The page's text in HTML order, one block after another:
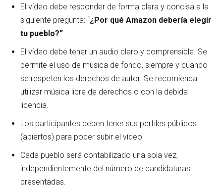
El vídeo debe responder de forma clara y concisa a la
siguiente pregunta: “¿Por qué Amazon debería elegir
tu pueblo?”
El vídeo debe tener un audio claro y comprensible. Se
permite el uso de música de fondo, siempre y cuando
se respeten los derechos de autor. Se recomienda
utilizar música libre de derechos o con la debida
licencia.
Los participantes deben tener sus perfiles públicos
(abiertos) para poder subir el vídeo
Cada pueblo será contabilizado una sola vez,
independientemente del número de candidaturas
presentadas.